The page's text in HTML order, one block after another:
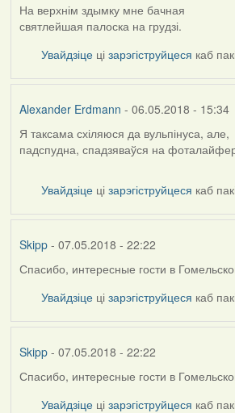
На верхнім здымку мне бачная
святлейшая палоска на грудзі.
Увайдзіце цізарэгіструйцеся каб
Alexander Erdmann - 06.05.2018 - 15:34
In
reply
Я таксама схіляюся да вульпінуса, але,
падспудна, спадзяваўся на
Увайдзіце цізарэгіструйцеся каб
Skipp- 07.05.2018 - 22:22
In
reply
by
Erdmann
Спасибо, интересные гости в
Увайдзіце цізарэгіструйцеся каб
Skipp- 07.05.2018 - 22:22
In
reply
Спасибо, интересные гости в
Увайдзіце цізарэгіструйцеся каб